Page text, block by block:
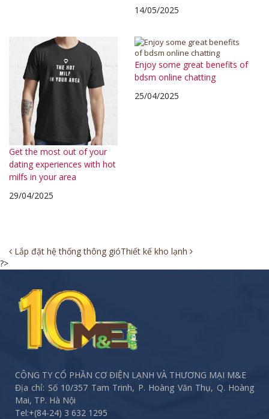
14/05/2025
Get the most out of your
dating experiences with hot
milfs in your area
29/04/2025
Enjoy some great benefits of
bdsm online chatting
25/04/2025
Post
navigation
Lắp đặt hệ thống thông gióThiết kế kho lạnh
?>
CÔNG TY CỔ PHẦN CƠ ĐIỆN LẠNH VÀ THƯƠNG MẠI M&E
Địa chỉ: Số 10/357 Tam Trinh, P. Hoàng Văn Thụ, Q. Hoàng
Mai, TP. Hà Nội
Tel:+(84-24) 3 632 1295